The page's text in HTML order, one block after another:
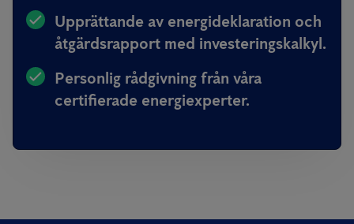
Upprättande av energideklaration och
åtgärdsrapport med investeringskalkyl.
Personlig rådgivning från våra
certifierade energiexperter.